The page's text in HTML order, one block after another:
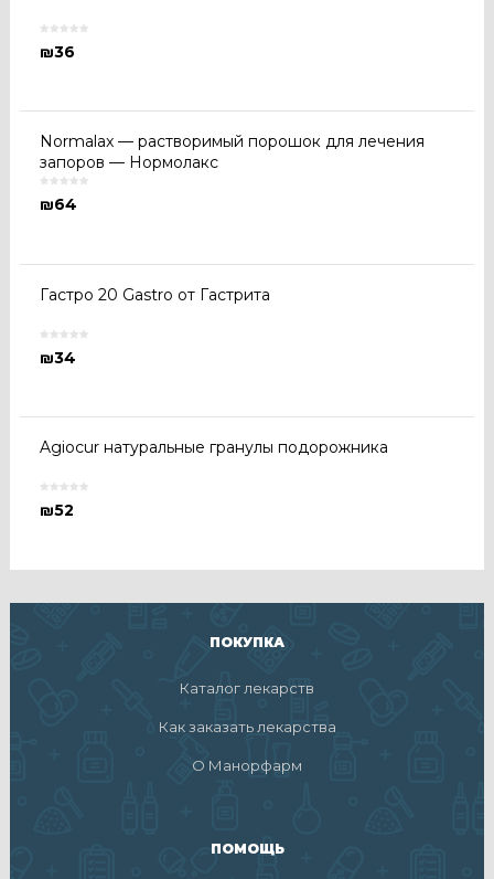
₪36
Normalax — растворимый порошок для лечения
запоров — Нормолакс
₪64
Гастро 20 Gastro от Гастрита
₪34
Agiocur натуральные гранулы подорожника
₪52
ПОКУПКА
Каталог лекарств
Как заказать лекарства
О Манорфарм
ПОМОЩЬ